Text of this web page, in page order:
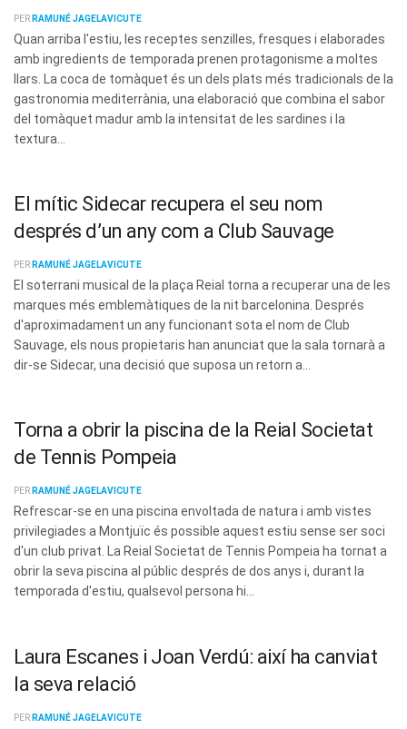
PER RAMUNÉ JAGELAVICUTE
Quan arriba l'estiu, les receptes senzilles, fresques i elaborades
amb ingredients de temporada prenen protagonisme a moltes
llars. La coca de tomàquet és un dels plats més tradicionals de la
gastronomia mediterrània, una elaboració que combina el sabor
del tomàquet madur amb la intensitat de les sardines i la
textura...
El mític Sidecar recupera el seu nom
després d’un any com a Club Sauvage
PER RAMUNÉ JAGELAVICUTE
El soterrani musical de la plaça Reial torna a recuperar una de les
marques més emblemàtiques de la nit barcelonina. Després
d'aproximadament un any funcionant sota el nom de Club
Sauvage, els nous propietaris han anunciat que la sala tornarà a
dir-se Sidecar, una decisió que suposa un retorn a...
Torna a obrir la piscina de la Reial Societat
de Tennis Pompeia
PER RAMUNÉ JAGELAVICUTE
Refrescar-se en una piscina envoltada de natura i amb vistes
privilegiades a Montjuïc és possible aquest estiu sense ser soci
d'un club privat. La Reial Societat de Tennis Pompeia ha tornat a
obrir la seva piscina al públic després de dos anys i, durant la
temporada d'estiu, qualsevol persona hi...
Laura Escanes i Joan Verdú: així ha canviat
la seva relació
PER RAMUNÉ JAGELAVICUTE